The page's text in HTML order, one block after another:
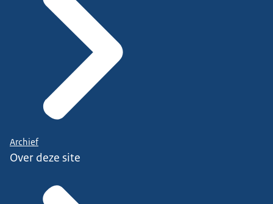
Archief
Over deze site